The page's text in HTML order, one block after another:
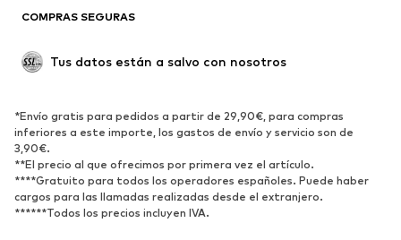
COMPRAS SEGURAS
Tus datos están a salvo con nosotros
*Envío gratis para pedidos a partir de 29,90€, para compras
inferiores a este importe, los gastos de envío y servicio son de
3,90€.
**El precio al que ofrecimos por primera vez el artículo.
****Gratuito para todos los operadores españoles. Puede haber
cargos para las llamadas realizadas desde el extranjero.
******Todos los precios incluyen IVA.